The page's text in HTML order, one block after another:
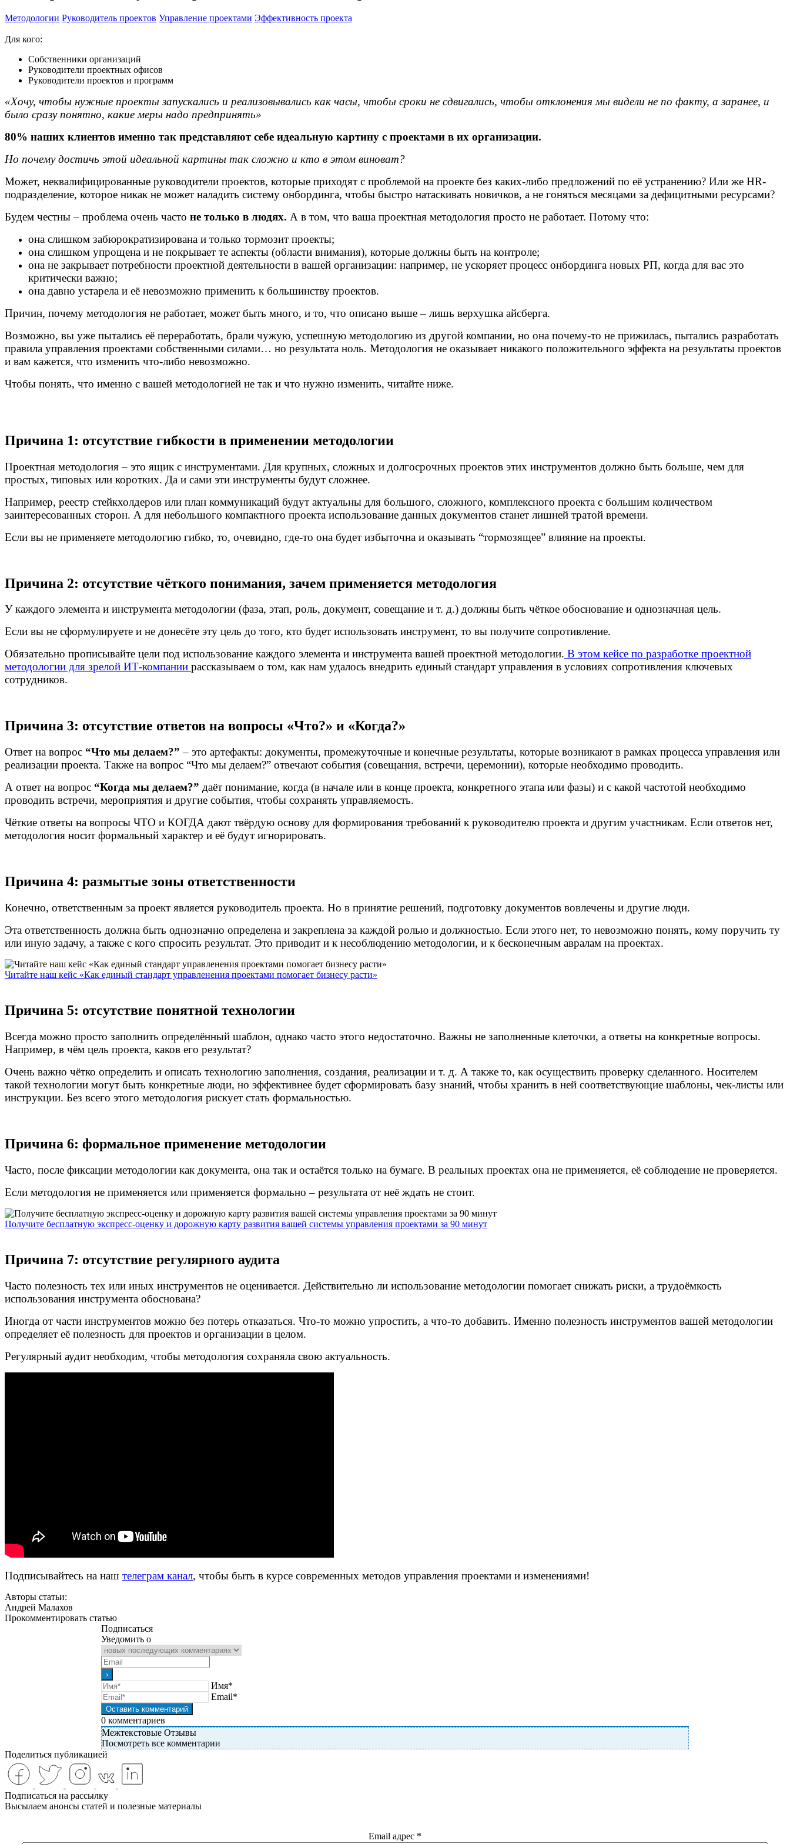
Методологии Руководитель проектов Управление проектами Эффективность проекта
Для кого:
Собственники организаций
Руководители проектных офисов
Руководители проектов и программ
«Хочу, чтобы нужные проекты запускались и реализовывались как часы, чтобы сроки не сдвигались, чтобы отклонения мы видели не по факту, а заранее, и
было сразу понятно, какие меры надо предпринять»
80% наших клиентов именно так представляют себе идеальную картину с проектами в их организации.
Но почему достичь этой идеальной картины так сложно и кто в этом виноват?
Может, неквалифицированные руководители проектов, которые приходят с проблемой на проекте без каких-либо предложений по её устранению? Или же HR-
подразделение, которое никак не может наладить систему онбординга, чтобы быстро натаскивать новичков, а не гоняться месяцами за дефицитными ресурсами?
Будем честны – проблема очень часто не только в людях. А в том, что ваша проектная методология просто не работает. Потому что:
она слишком забюрократизирована и только тормозит проекты;
она слишком упрощена и не покрывает те аспекты (области внимания), которые должны быть на контроле;
она не закрывает потребности проектной деятельности в вашей организации: например, не ускоряет процесс онбординга новых РП, когда для вас это
критически важно;
она давно устарела и её невозможно применить к большинству проектов.
Причин, почему методология не работает, может быть много, и то, что описано выше – лишь верхушка айсберга.
Возможно, вы уже пытались её переработать, брали чужую, успешную методологию из другой компании, но она почему-то не прижилась, пытались разработать
правила управления проектами собственными силами… но результата ноль. Методология не оказывает никакого положительного эффекта на результаты проектов
и вам кажется, что изменить что-либо невозможно.
Чтобы понять, что именно с вашей методологией не так и что нужно изменить, читайте ниже.
Причина 1: отсутствие гибкости в применении методологии
Проектная методология – это ящик с инструментами. Для крупных, сложных и долгосрочных проектов этих инструментов должно быть больше, чем для
простых, типовых или коротких. Да и сами эти инструменты будут сложнее.
Например, реестр стейкхолдеров или план коммуникаций будут актуальны для большого, сложного, комплексного проекта с большим количеством
заинтересованных сторон. А для небольшого компактного проекта использование данных документов станет лишней тратой времени.
Если вы не применяете методологию гибко, то, очевидно, где-то она будет избыточна и оказывать “тормозящее” влияние на проекты.
Причина 2: отсутствие чёткого понимания, зачем применяется методология
У каждого элемента и инструмента методологии (фаза, этап, роль, документ, совещание и т. д.) должны быть чёткое обоснование и однозначная цель.
Если вы не сформулируете и не донесёте эту цель до того, кто будет использовать инструмент, то вы получите сопротивление.
Обязательно прописывайте цели под использование каждого элемента и инструмента вашей проектной методологии. В этом кейсе по разработке проектной
методологии для зрелой ИТ-компании рассказываем о том, как нам удалось внедрить единый стандарт управления в условиях сопротивления ключевых
сотрудников.
Причина 3: отсутствие ответов на вопросы «Что?» и «Когда?»
Ответ на вопрос “Что мы делаем?” – это артефакты: документы, промежуточные и конечные результаты, которые возникают в рамках процесса управления или
реализации проекта. Также на вопрос “Что мы делаем?” отвечают события (совещания, встречи, церемонии), которые необходимо проводить.
А ответ на вопрос “Когда мы делаем?” даёт понимание, когда (в начале или в конце проекта, конкретного этапа или фазы) и с какой частотой необходимо
проводить встречи, мероприятия и другие события, чтобы сохранять управляемость.
Чёткие ответы на вопросы ЧТО и КОГДА дают твёрдую основу для формирования требований к руководителю проекта и другим участникам. Если ответов нет,
методология носит формальный характер и её будут игнорировать.
Причина 4: размытые зоны ответственности
Конечно, ответственным за проект является руководитель проекта. Но в принятие решений, подготовку документов вовлечены и другие люди.
Эта ответственность должна быть однозначно определена и закреплена за каждой ролью и должностью. Если этого нет, то невозможно понять, кому поручить ту
или иную задачу, а также с кого спросить результат. Это приводит и к несоблюдению методологии, и к бесконечным авралам на проектах.
Читайте наш кейс «Как единый стандарт управленения проектами помогает бизнесу расти»
Причина 5: отсутствие понятной технологии
Всегда можно просто заполнить определённый шаблон, однако часто этого недостаточно. Важны не заполненные клеточки, а ответы на конкретные вопросы.
Например, в чём цель проекта, каков его результат?
Очень важно чётко определить и описать технологию заполнения, создания, реализации и т. д. А также то, как осуществить проверку сделанного. Носителем
такой технологии могут быть конкретные люди, но эффективнее будет сформировать базу знаний, чтобы хранить в ней соответствующие шаблоны, чек-листы или
инструкции. Без всего этого методология рискует стать формальностью.
Причина 6: формальное применение методологии
Часто, после фиксации методологии как документа, она так и остаётся только на бумаге. В реальных проектах она не применяется, её соблюдение не проверяется.
Если методология не применяется или применяется формально – результата от неё ждать не стоит.
Получите бесплатную экспресс-оценку и дорожную карту развития вашей системы управления проектами за 90 минут
Причина 7: отсутствие регулярного аудита
Часто полезность тех или иных инструментов не оценивается. Действительно ли использование методологии помогает снижать риски, а трудоёмкость
использования инструмента обоснована?
Иногда от части инструментов можно без потерь отказаться. Что-то можно упростить, а что-то добавить. Именно полезность инструментов вашей методологии
определяет её полезность для проектов и организации в целом.
Регулярный аудит необходим, чтобы методология сохраняла свою актуальность.
Подписывайтесь на наш телеграм канал, чтобы быть в курсе современных методов управления проектами и изменениями!
Авторы статьи:
Андрей Малахов
Прокомментировать статью
Подписаться
Уведомить о
Имя*
Email*
0 комментариев
Межтекстовые Отзывы
Посмотреть все комментарии
Поделиться публикацией
Подписаться на рассылку
Высылаем анонсы статей и полезные материалы
Email адрес *